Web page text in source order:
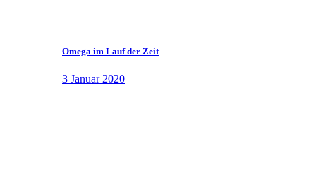
Omega im Lauf der Zeit
3 Januar 2020